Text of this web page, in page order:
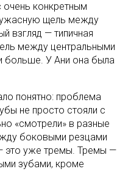
конкретным
ужасную щель между
взгляд — типичная
между центральными
больше. У Ани она была
понятно: проблема
не просто стояли с
«смотрели» в разные
боковыми резцами
это уже тремы. Тремы —
зубами, кроме